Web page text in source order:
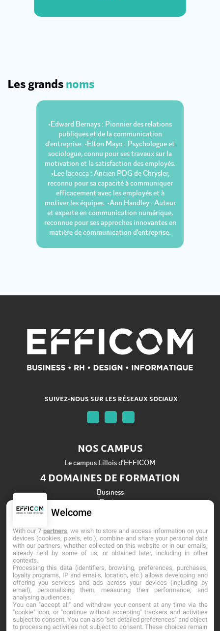
Les grands noms
•Edward Bernays : Pionnier des relations
publiques et de la communication
d'entreprise. •Elton Mayo : Psychologue et
sociologue, connu pour ses travaux sur la
motivation et la satisfaction des employés.
•Lee Iacocca : Ancien PDG de Chrysler,
reconnu pour sa capacité à communiquer
efficacement avec les employés et à
motiver les équipes. •Ann Handley : Auteur
et experte en communication numérique,
reconnue pour ses approches innovantes en
matière de communication d'entreprise.
SUIVEZ-NOUS SUR LES RÉSEAUX SOCIAUX
NOS CAMPUS
Le campus Lillois d’EFFICOM
4 DOMAINES DE FORMATION
Business
Design
Informatique
Établissement d'Enseignement Supérieur Privé Technique
Dernière mise à jour : Mai 2026
Welcome
With our 7 partners, we wish to store and access information on your
devices (cookies, pixels, etc.), combine and share your personal data
with our partners, whether collected on this website or in our emails,
already held by some of us, or obtained later, including in other
contexts.
Processing this data (identifiers, browsing, preferences, purchases,
loyalty programs, IP and emails, location, etc.) allows developing and
offering you services and ads across your devices (including by
email), personalising them, measuring their performance, and
analysing audiences.
You can "accept all" and withdraw your consent at any time via the
"cookie" icon, or "continue without accepting" trackers and activities
subject to consent. You can also "set detailed preferences" and object
to processing activities not subject to consent. These choices remain